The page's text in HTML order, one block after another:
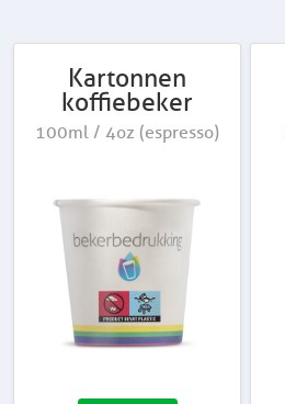
Kartonnen
koffiebeker
100ml / 4oz (espresso)